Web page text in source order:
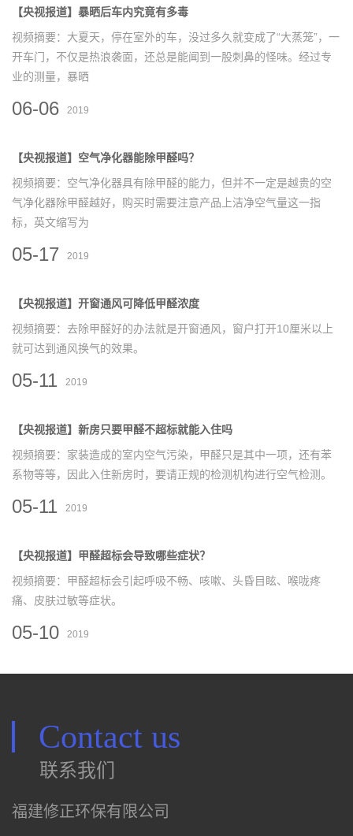
【央视报道】暴晒后车内究竟有多毒
视频摘要：大夏天，停在室外的车，没过多久就变成了“大蒸笼”，一
开车门，不仅是热浪袭面，还总是能闻到一股刺鼻的怪味。经过专
业的测量，暴晒
06-06 2019
【央视报道】空气净化器能除甲醛吗？
视频摘要：空气净化器具有除甲醛的能力，但并不一定是越贵的空
气净化器除甲醛越好，购买时需要注意产品上洁净空气量这一指
标，英文缩写为
05-17 2019
【央视报道】开窗通风可降低甲醛浓度
视频摘要：去除甲醛好的办法就是开窗通风，窗户打开10厘米以上
就可达到通风换气的效果。
05-11 2019
【央视报道】新房只要甲醛不超标就能入住吗
视频摘要：家装造成的室内空气污染，甲醛只是其中一项，还有苯
系物等等，因此入住新房时，要请正规的检测机构进行空气检测。
05-11 2019
【央视报道】甲醛超标会导致哪些症状？
视频摘要：甲醛超标会引起呼吸不畅、咳嗽、头昏目眩、喉咙疼
痛、皮肤过敏等症状。
05-10 2019
Contact us
联系我们
福建修正环保有限公司